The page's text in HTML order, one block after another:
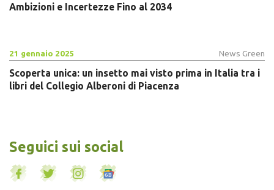
Ambizioni e Incertezze Fino al 2034
21 gennaio 2025 News Green
Scoperta unica: un insetto mai visto prima in Italia tra i
libri del Collegio Alberoni di Piacenza
Seguici sui social